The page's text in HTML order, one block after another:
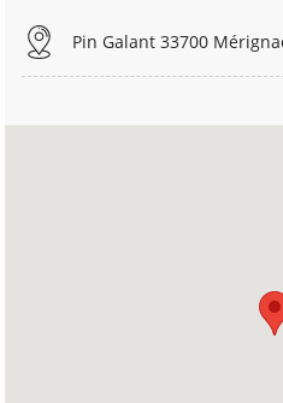
Pin Galant 33700